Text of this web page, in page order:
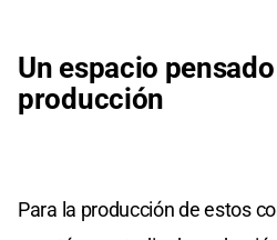
Un espacio
producción
Para la producción de estos